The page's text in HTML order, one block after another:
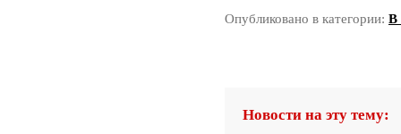
Опубликовано в категории: В
Новости на эту тему: